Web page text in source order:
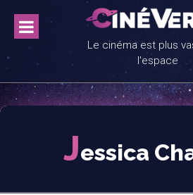
content
Le cinéma est plus
l'espace
Jessica